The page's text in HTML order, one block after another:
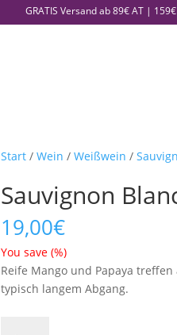
GRATIS Versand ab 89€ AT | 159€
Start /Wein /Weißwein /
Sauvignon
19,00€
You save(%)
Reife Mango und Papaya
typisch langem Abgang.